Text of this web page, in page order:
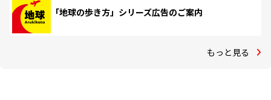
「地球の歩き方」シリーズ広告のご案内
もっと見る